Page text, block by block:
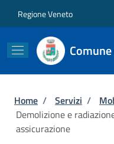
Regione Veneto
Briciole di
Home / Servizi /
Demolizione e
assicurazione